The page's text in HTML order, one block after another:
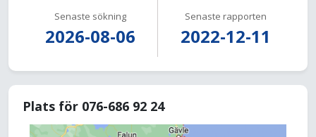
Senaste sökning
2026-08-06
Senaste rapporten
2022-12-11
Plats för 076-686 92 24